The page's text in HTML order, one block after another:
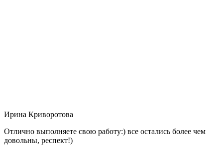
Ирина Криворотова
Отлично выполняете свою работу:) все остались более чем
довольны, респект!)